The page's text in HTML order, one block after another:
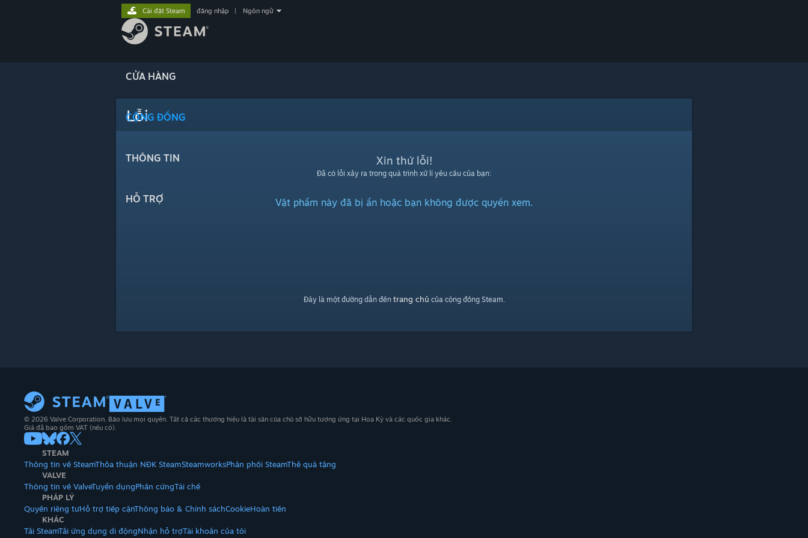
CỬA HÀNG
CỘNG ĐỒNG
THÔNG TIN
HỖ TRỢ
Cài đặt Steam đăng nhập Ngôn ngữ
Lỗi
Xin thứ lỗi!
Đã có lỗi xảy ra trong quá trình xử lí yêu cầu của bạn:
Vật phẩm này đã bị ẩn hoặc bạn không được quyền xem.
Đây là một đường dẫn đến trang chủ của cộng đồng Steam.
© 2026 Valve Corporation. Bảo lưu mọi quyền. Tất cả các thương hiệu là tài sản của chủ sở hữu tương ứng tại Hoa Kỳ và các quốc gia khác.
Giá đã bao gồm VAT (nếu có).
STEAM
Thông tin về SteamThỏa thuận NĐK SteamSteamworksPhân phối SteamThẻ quà tặng
VALVE
Thông tin về ValveTuyển dụngPhần cứngTái chế
PHÁP LÝ
Quyền riêng tưHỗ trợ tiếp cậnThông báo & Chính sáchCookieHoàn tiền
KHÁC
Tải SteamTải ứng dụng di độngNhận hỗ trợTài khoản của tôi